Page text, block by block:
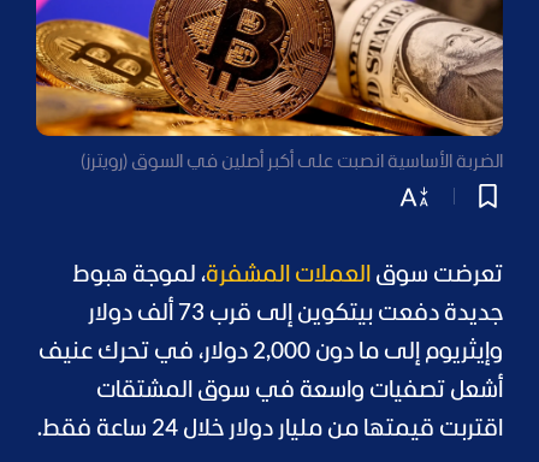
الضربة الأساسية انصبت على أكبر أصلين في السوق (رويترز)
تعرضت سوق العملات المشفرة، لموجة هبوط
جديدة دفعت بيتكوين إلى قرب 73 ألف دولار
وإيثريوم إلى ما دون 2,000 دولار، في تحرك عنيف
أشعل تصفيات واسعة في سوق المشتقات
اقتربت قيمتها من مليار دولار خلال 24 ساعة فقط.